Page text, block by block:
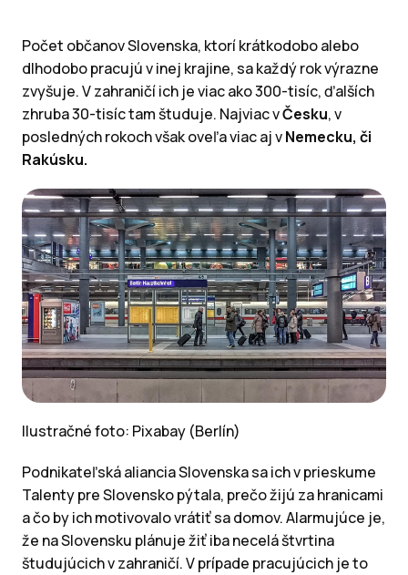
Počet občanov Slovenska, ktorí krátkodobo alebo
dlhodobo pracujú v inej krajine, sa každý rok výrazne
zvyšuje. V zahraničí ich je viac ako 300-tisíc, ďalších
zhruba 30-tisíc tam študuje. Najviac vČesku, v
posledných rokoch však oveľa viac aj vNemecku, či
Rakúsku.
Ilustračné foto: Pixabay (Berlín)
Podnikateľská aliancia Slovenska sa ich v prieskume
Talenty pre Slovensko pýtala, prečo žijú za hranicami
a čo by ich motivovalo vrátiť sa domov. Alarmujúce je,
že na Slovensku plánuje žiť iba necelá štvrtina
študujúcich v zahraničí. V prípade pracujúcich je to